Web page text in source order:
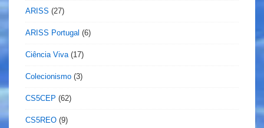
ARISS (27)
ARISS Portugal (6)
Ciência Viva(17)
Colecionismo (3)
CS5CEP (62)
CS5REO (9)